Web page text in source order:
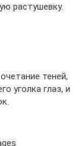
растушевку.
теней,
уголка глаз, и